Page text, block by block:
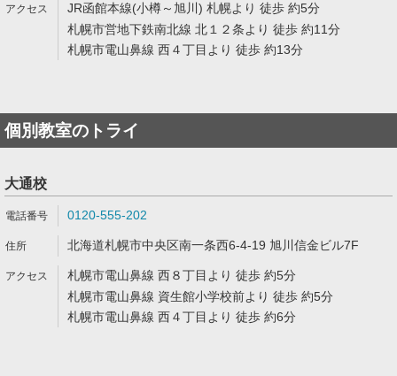
JR函館本線(小樽～旭川) 札幌より 徒歩 約5分
札幌市営地下鉄南北線 北１２条より 徒歩 約11分
札幌市電山鼻線 西４丁目より 徒歩 約13分
個別教室のトライ
大通校
0120-555-202
北海道札幌市中央区南一条西6-4-19 旭川信金ビル7F
札幌市電山鼻線 西８丁目より 徒歩 約5分
札幌市電山鼻線 資生館小学校前より 徒歩 約5分
札幌市電山鼻線 西４丁目より 徒歩 約6分